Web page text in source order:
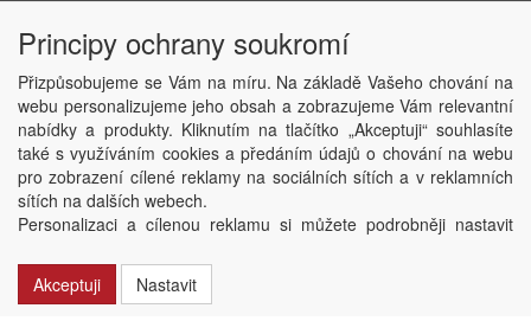
Obchodní podmínky
Ochrana osobních údajů
Kontakt
Losování účtenek
Aktuality
Nastavení soukromí
Copyright © ABRA Software a.s. 2020
Principy ochrany soukromí
Přizpůsobujeme se Vám na míru. Na základě Vašeho chování na
webu personalizujeme jeho obsah a zobrazujeme Vám relevantní
nabídky a produkty. Kliknutím na tlačítko „Akceptuji“ souhlasíte
také s využíváním cookies a předáním údajů o chování na webu
pro zobrazení cílené reklamy na sociálních sítích a v reklamních
sítích na dalších webech.
Personalizaci a cílenou reklamu si můžete podrobněji nastavit
Akceptuji
Nastavit